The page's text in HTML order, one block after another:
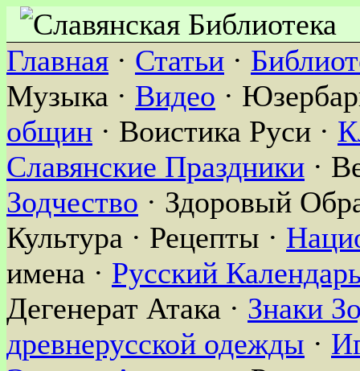
Главная · Статьи ·
Музыка · Видео ·
общин · Воистика Руси ·
Славянские Праздники ·
Зодчество · Здоровый
Культура · Рецепты ·
имена · Русский
Дегенерат Атака · Знаки
древнерусской одежды ·